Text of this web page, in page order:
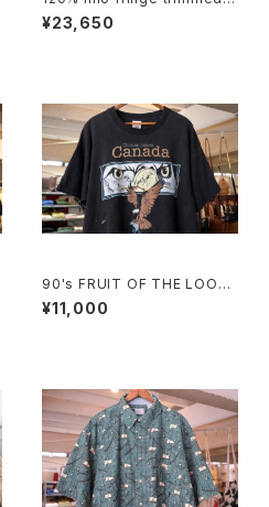
ollarless Jacket
¥23,650
90's FRUIT OF THE LOOM
eagle printed Tee "Made i
n CANADA"
¥11,000